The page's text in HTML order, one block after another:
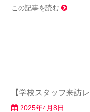
この記事を読む
【学校スタッフ来訪
2025年4月8日